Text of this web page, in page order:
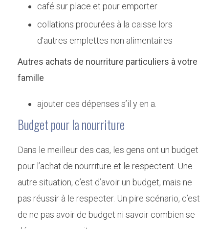
café sur place et pour emporter
collations procurées à la caisse lors
d’autres emplettes non alimentaires
Autres achats de nourriture particuliers à votre
famille
ajouter ces dépenses s’il y en a.
Budget pour la nourriture
Dans le meilleur des cas, les gens ont un budget
pour l’achat de nourriture et le respectent. Une
autre situation, c’est d’avoir un budget, mais ne
pas réussir à le respecter. Un pire scénario, c’est
de ne pas avoir de budget ni savoir combien se